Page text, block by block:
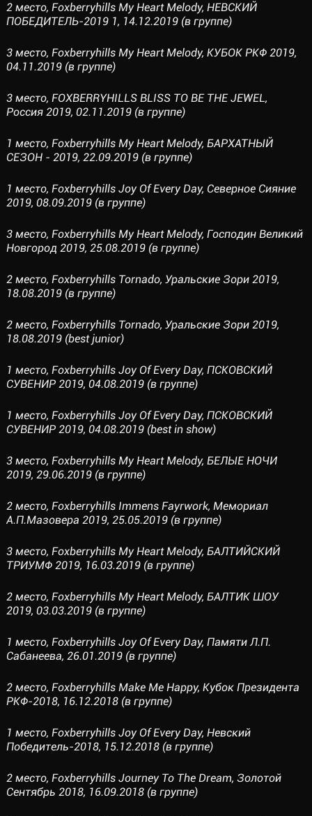
2 место, Foxberryhills My Heart Melody, НЕВСКИЙ
ПОБЕДИТЕЛЬ-2019 1, 14.12.2019 (в группе)
3 место, Foxberryhills My Heart Melody, КУБОК РКФ 2019,
04.11.2019 (в группе)
3 место, FOXBERRYHILLS BLISS TO BE THE JEWEL,
Россия 2019, 02.11.2019 (в группе)
1 место, Foxberryhills My Heart Melody, БАРХАТНЫЙ
СЕЗОН - 2019, 22.09.2019 (в группе)
1 место, Foxberryhills Joy Of Every Day, Северное Сияние
2019, 08.09.2019 (в группе)
3 место, Foxberryhills My Heart Melody, Господин Великий
Новгород 2019, 25.08.2019 (в группе)
2 место, Foxberryhills Tornado, Уральские Зори 2019,
18.08.2019 (в группе)
2 место, Foxberryhills Tornado, Уральские Зори 2019,
18.08.2019 (best junior)
1 место, Foxberryhills Joy Of Every Day, ПСКОВСКИЙ
СУВЕНИР 2019, 04.08.2019 (в группе)
1 место, Foxberryhills Joy Of Every Day, ПСКОВСКИЙ
СУВЕНИР 2019, 04.08.2019 (best in show)
3 место, Foxberryhills My Heart Melody, БЕЛЫЕ НОЧИ
2019, 29.06.2019 (в группе)
2 место, Foxberryhills Immens Fayrwork, Мемориал
А.П.Мазовера 2019, 25.05.2019 (в группе)
3 место, Foxberryhills My Heart Melody, БАЛТИЙСКИЙ
ТРИУМФ 2019, 16.03.2019 (в группе)
2 место, Foxberryhills My Heart Melody, БАЛТИК ШОУ
2019, 03.03.2019 (в группе)
1 место, Foxberryhills Joy Of Every Day, Памяти Л.П.
Сабанеева, 26.01.2019 (в группе)
2 место, Foxberryhills Make Me Happy, Кубок Президента
РКФ-2018, 16.12.2018 (в группе)
1 место, Foxberryhills Joy Of Every Day, Невский
Победитель-2018, 15.12.2018 (в группе)
2 место, Foxberryhills Journey To The Dream, Золотой
Сентябрь 2018, 16.09.2018 (в группе)